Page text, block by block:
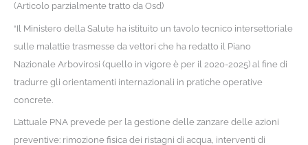
(Articolo parzialmente tratto da Osd)
“Il Ministero della Salute ha istituito un tavolo tecnico intersettoriale
sulle malattie trasmesse da vettori che ha redatto il Piano
Nazionale Arbovirosi (quello in vigore è per il 2020-2025) al fine di
tradurre gli orientamenti internazionali in pratiche operative
concrete.
L’attuale PNA prevede per la gestione delle zanzare delle azioni
preventive: rimozione fisica dei ristagni di acqua, interventi di